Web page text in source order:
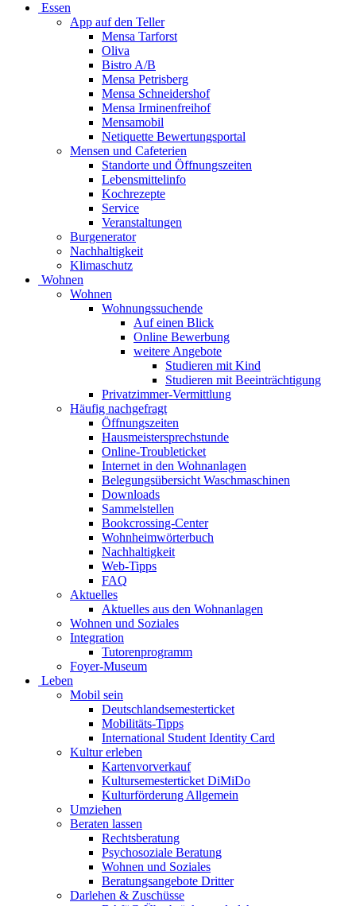
Essen
App auf den Teller
Mensa Tarforst
Oliva
Bistro A/B
Mensa Petrisberg
Mensa Schneidershof
Mensa Irminenfreihof
Mensamobil
Netiquette Bewertungsportal
Mensen und Cafeterien
Standorte und Öffnungszeiten
Lebensmittelinfo
Kochrezepte
Service
Veranstaltungen
Burgenerator
Nachhaltigkeit
Klimaschutz
Wohnen
Wohnen
Wohnungssuchende
Auf einen Blick
Online Bewerbung
weitere Angebote
Studieren mit Kind
Studieren mit Beeinträchtigung
Privatzimmer-Vermittlung
Häufig nachgefragt
Öffnungszeiten
Hausmeistersprechstunde
Online-Troubleticket
Internet in den Wohnanlagen
Belegungsübersicht Waschmaschinen
Downloads
Sammelstellen
Bookcrossing-Center
Wohnheimwörterbuch
Nachhaltigkeit
Web-Tipps
FAQ
Aktuelles
Aktuelles aus den Wohnanlagen
Wohnen und Soziales
Integration
Tutorenprogramm
Foyer-Museum
Leben
Mobil sein
Deutschlandsemesterticket
Mobilitäts-Tipps
International Student Identity Card
Kultur erleben
Kartenvorverkauf
Kultursemesterticket DiMiDo
Kulturförderung Allgemein
Umziehen
Beraten lassen
Rechtsberatung
Psychosoziale Beratung
Wohnen und Soziales
Beratungsangebote Dritter
Darlehen & Zuschüsse